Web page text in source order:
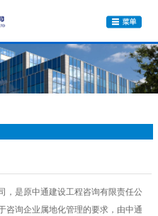
，是原中通建设工程咨询有限责任公
咨询企业属地化管理的要求，由中通